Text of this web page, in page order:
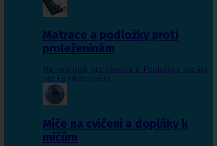
Matrace a podložky proti
proleženinám
Matrace proti proleženinám, Podložky a sedáky
proti proleženinám
Míče na cvičení a doplňky k
míčům